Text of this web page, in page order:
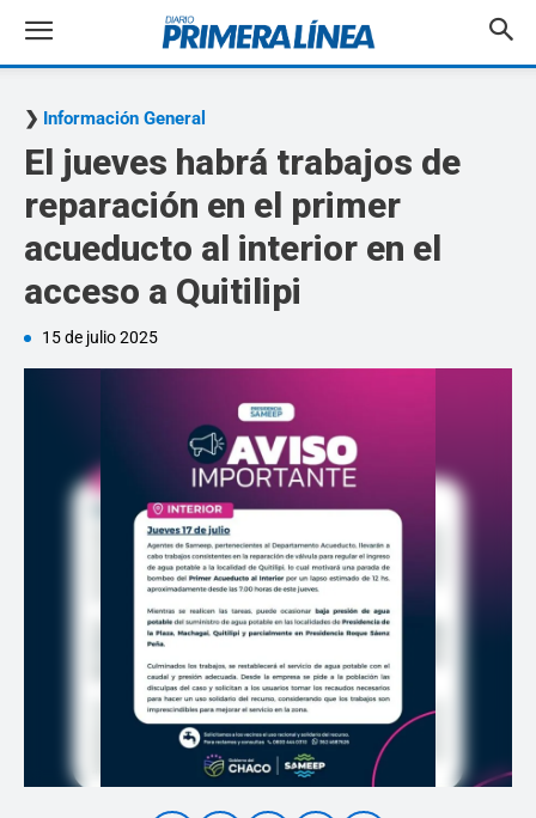
Información General
El jueves habrá trabajos de
reparación en el primer
acueducto al interior en el
acceso a Quitilipi
15 de julio 2025